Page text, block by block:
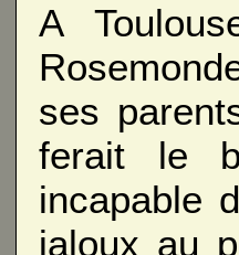
A
ses
ferait le
incapable
jaloux au